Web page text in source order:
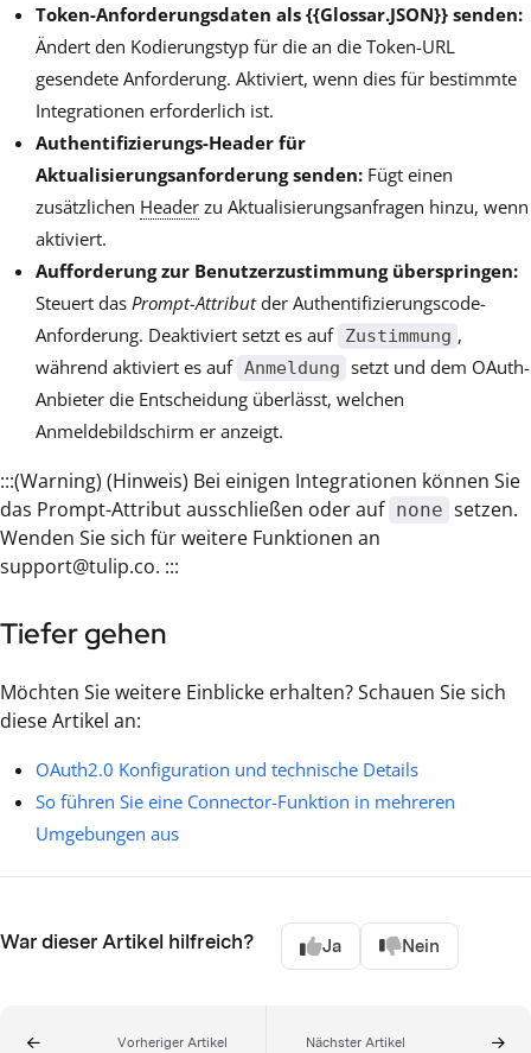
Token-Anforderungsdaten als {{Glossar.JSON}} senden:
Ändert den Kodierungstyp für die an die Token-URL
gesendete Anforderung. Aktiviert, wenn dies für bestimmte
Integrationen erforderlich ist.
Authentifizierungs-Header für
Aktualisierungsanforderung senden: Fügt einen
zusätzlichen Header zu Aktualisierungsanfragen hinzu, wenn
aktiviert.
Aufforderung zur Benutzerzustimmung überspringen:
Steuert das Prompt-Attributder Authentifizierungscode-
Anforderung. Deaktiviert setzt es auf Zustimmung ,
während aktiviert es auf Anmeldung setzt und dem OAuth-
Anbieter die Entscheidung überlässt, welchen
Anmeldebildschirm er anzeigt.
:::(Warning) (Hinweis) Bei einigen Integrationen können Sie
das Prompt-Attribut ausschließen oder auf none setzen.
Wenden Sie sich für weitere Funktionen an
support@tulip.co. :::
Tiefer gehen
Möchten Sie weitere Einblicke erhalten? Schauen Sie sich
diese Artikel an:
OAuth2.0 Konfiguration und technische Details
So führen Sie eine Connector-Funktion in mehreren
Umgebungen aus
War dieser Artikel hilfreich? Ja Nein
Vorheriger Artikel Nächster Artikel